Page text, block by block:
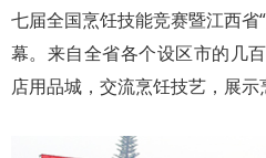
七届全国烹饪技能竞赛暨江西省
幕。来自全省各个设区市的几
店用品城，交流烹饪技艺，展示